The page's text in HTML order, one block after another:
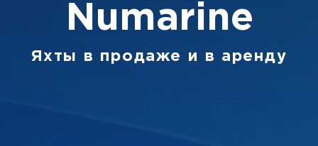
Numarine
Яхты в продаже и в аренду